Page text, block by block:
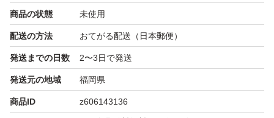
商品の状態 未使用
配送の方法 おてがる配送（日本郵便）
発送までの日数 2〜3日で発送
発送元の地域 福岡県
商品ID z606143136